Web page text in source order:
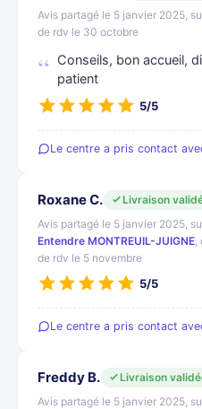
Avis partagé le 5 janvier 2025,
de rdv le 30 octobre
Conseils, bon accueil,
patient
5/5
Le centre a pris contact
Roxane C.
Livraison
Avis partagé le 5 janvier 2025,
Entendre MONTREUIL-JUIGNE,
de rdv le 5 novembre
5/5
Le centre a pris contact
Freddy B.
Livraison
Avis partagé le 5 janvier 2025,